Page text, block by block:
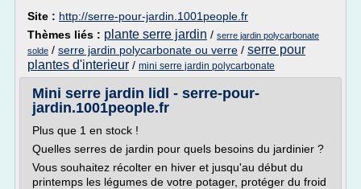
Site : http://serre-pour-jardin.1001people.fr
Thèmes liés : plante serre jardin / serre jardin polycarbonate
solde / serre jardin polycarbonate ou verre / serre pour
plantes d'interieur / mini serre jardin polycarbonate
Mini serre jardin lidl - serre-pour-
jardin.1001people.fr
Plus que 1 en stock !
Quelles serres de jardin pour quels besoins du jardinier ?
Vous souhaitez récolter en hiver et jusqu'au début du
printemps les légumes de votre potager, protéger du froid